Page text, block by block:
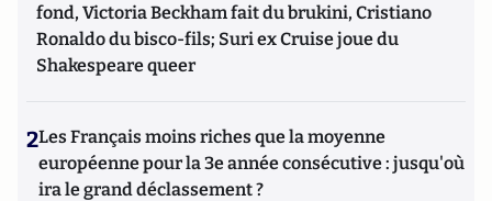
fond, Victoria Beckham fait du brukini, Cristiano
Ronaldo du bisco-fils; Suri ex Cruise joue du
Shakespeare queer
2Les Français moins riches que la moyenne
européenne pour la 3e année consécutive : jusqu'où
ira le grand déclassement ?